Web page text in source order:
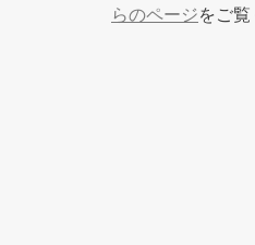
らのページをご覧